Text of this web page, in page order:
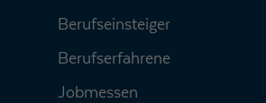
Berufseinsteiger
Berufserfahrene
Jobmessen